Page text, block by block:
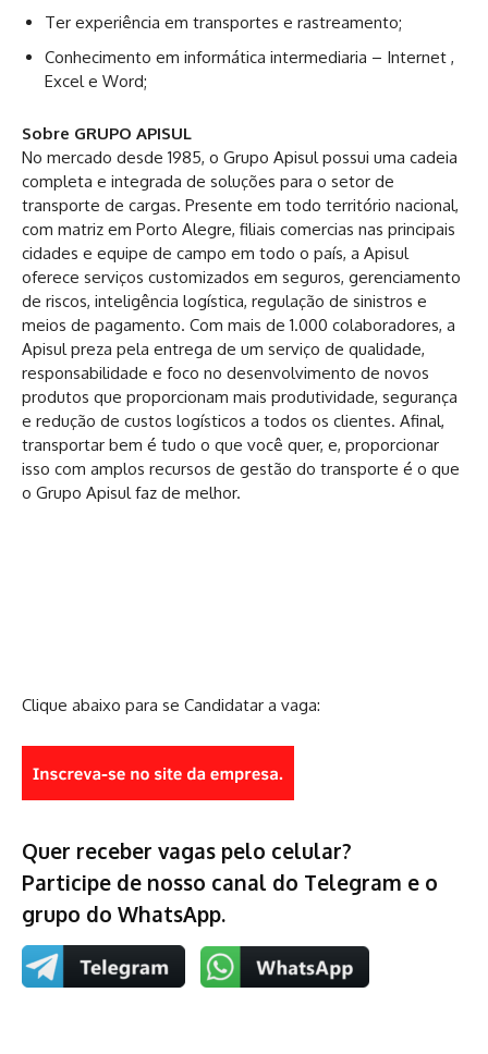
Ter experiência em transportes e rastreamento;
Conhecimento em informática intermediaria – Internet ,
Excel e Word;
Sobre GRUPO APISUL
No mercado desde 1985, o Grupo Apisul possui uma cadeia
completa e integrada de soluções para o setor de
transporte de cargas. Presente em todo território nacional,
com matriz em Porto Alegre, filiais comercias nas principais
cidades e equipe de campo em todo o país, a Apisul
oferece serviços customizados em seguros, gerenciamento
de riscos, inteligência logística, regulação de sinistros e
meios de pagamento. Com mais de 1.000 colaboradores, a
Apisul preza pela entrega de um serviço de qualidade,
responsabilidade e foco no desenvolvimento de novos
produtos que proporcionam mais produtividade, segurança
e redução de custos logísticos a todos os clientes. Afinal,
transportar bem é tudo o que você quer, e, proporcionar
isso com amplos recursos de gestão do transporte é o que
o Grupo Apisul faz de melhor.
Clique abaixo para se Candidatar a vaga:
Quer receber vagas pelo celular?
Participe de nosso canal do Telegram e o
grupo do WhatsApp.